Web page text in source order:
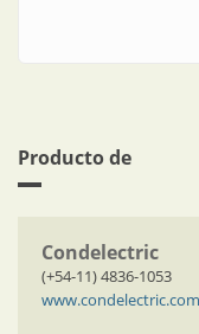
Producto de
Condelectric
(+54-11) 4836-1053